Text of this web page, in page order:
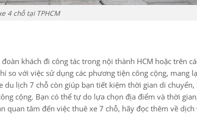
4 chỗ tại TPHCM
khách đi công tác trong nội thành HCM hoặc trên
so với việc sử dụng các phương tiện công cộng, mang
du lịch 7 chỗ còn giúp bạn tiết kiệm thời gian di chuyển,
cộng. Bạn có thể tự do lựa chọn địa điểm và thời
quan tâm đến việc thuê xe 7 chỗ, hãy đọc thêm về dịch